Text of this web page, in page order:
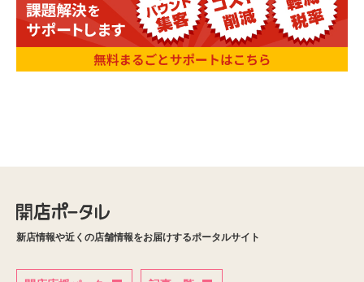
新店情報や近くの店舗情報をお届けするポータルサイト